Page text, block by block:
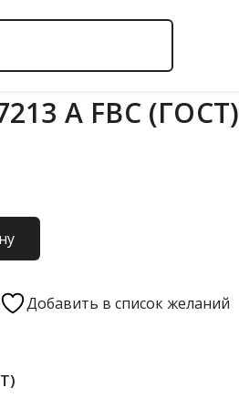
А FBC (ГОСТ)
Добавить в список желаний